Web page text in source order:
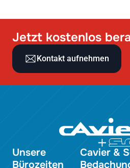
Jetzt kostenlos
Kontakt aufnehmen
Unsere
Bürozeiten
Cavier &